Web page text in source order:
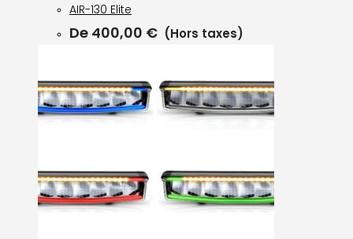
AIR-130 Elite
De 400,00 € (Hors taxes)